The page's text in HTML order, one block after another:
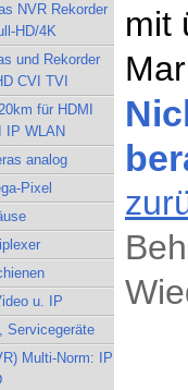
NVR Rekorder
HD/4K
und Rekorder
CVI TVI
für HDMI
IP WLAN
analog
Pixel
u. IP
Servicegeräte
Multi-Norm: IP
mit